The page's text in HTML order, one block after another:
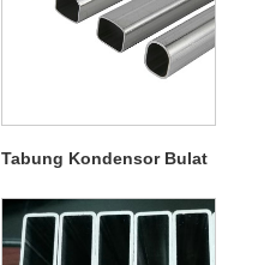
Tabung Kondensor Bulat